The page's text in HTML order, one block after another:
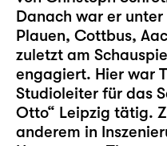
Danach war er
Plauen, Cottbus,
zuletzt am
engagiert. Hier war
Studioleiter für das
Otto“ Leipzig tätig.
anderem in